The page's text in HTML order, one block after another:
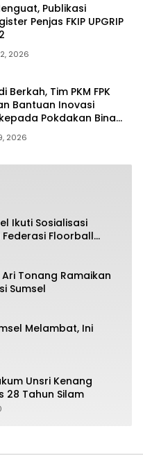
Publikasi
Penjas FKIP UPGRIP
2026
Berkah, Tim PKM FPK
Bantuan Inovasi
Pokdakan Bina
2026
Ikuti Sosialisasi
Floorball
Tonang Ramaikan
Sumsel
Melambat, Ini
Unsri Kenang
28 Tahun Silam